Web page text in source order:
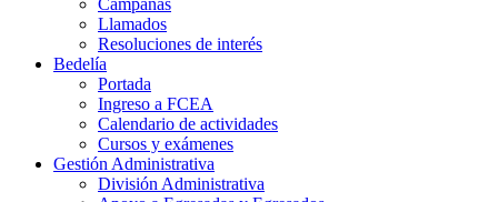
Llamados
Resoluciones de interés
Bedelía
Portada
Ingreso a FCEA
Calendario de actividades
Cursos y exámenes
Gestión Administrativa
División Administrativa